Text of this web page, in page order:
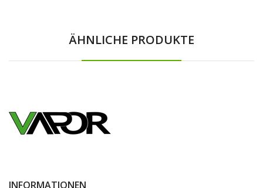
ÄHNLICHE PRODUKTE
INFORMATIONEN